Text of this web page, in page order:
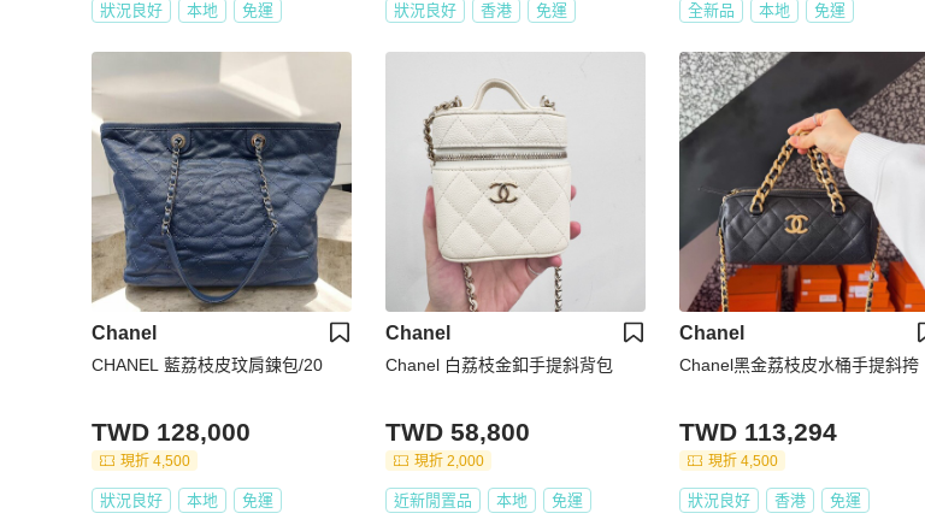
狀況良好 本地 免運 狀況良好 香港 免運 全新品 本地 免運
Chanel
CHANEL 藍荔枝皮玟肩鍊包/20
TWD 128,000
現折 4,500
狀況良好 本地 免運
Chanel
Chanel 白荔枝金釦手提斜背包
TWD 58,800
現折 2,000
近新閒置品 本地 免運
Chanel
Chanel黑金荔枝皮水桶手提斜挎
TWD 113,294
現折 4,500
狀況良好 香港 免運